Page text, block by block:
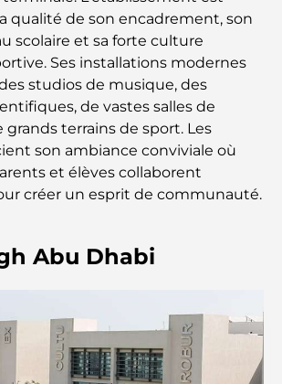
tous
les plus chères jamais construites : la
des collectionneurs
la plus chère de Dubaï : un guide
les parents
écoles près de Damac Hills 2 : un
les familles
restaurants indiens de Dubaï : un
la promenade de Palm Jumeirah : une
sous le signe du luxe et des
qualité de son encadrement, son
scolaire et sa forte culture
Ses installations modernes
studios de musique, des
de vastes salles de
terrains de sport. Les
son ambiance conviviale où
et élèves collaborent
créer un esprit de communauté.
Abu Dhabi